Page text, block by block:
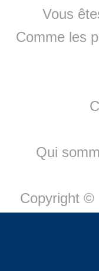
Vous
Comme les
Qui
Copyright ©